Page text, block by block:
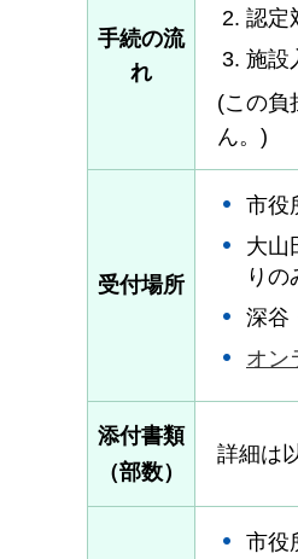
手続の流
れ
認定
施設
(この負
ん。)
受付場所
市役
大山
りの
深谷
オン
添付書類
（部数）
詳細は
市役